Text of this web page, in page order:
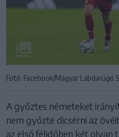
Fotó: Facebook/Magyar Labdarúgó
A győztes németeket
nem győzte dicsérni az
az első félidőben két olyan